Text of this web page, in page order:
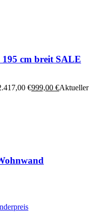
cm breit SALE
€999,00 €Aktueller